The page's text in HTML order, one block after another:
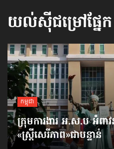
យល់ស៊ីជម្រៅផ្នែក
កម្ពុជា
ក្រុមការងារ អ.ស.ប អំពាវ
«ស្ត្រីសេរីភាព»​ជាបន្ទាន់